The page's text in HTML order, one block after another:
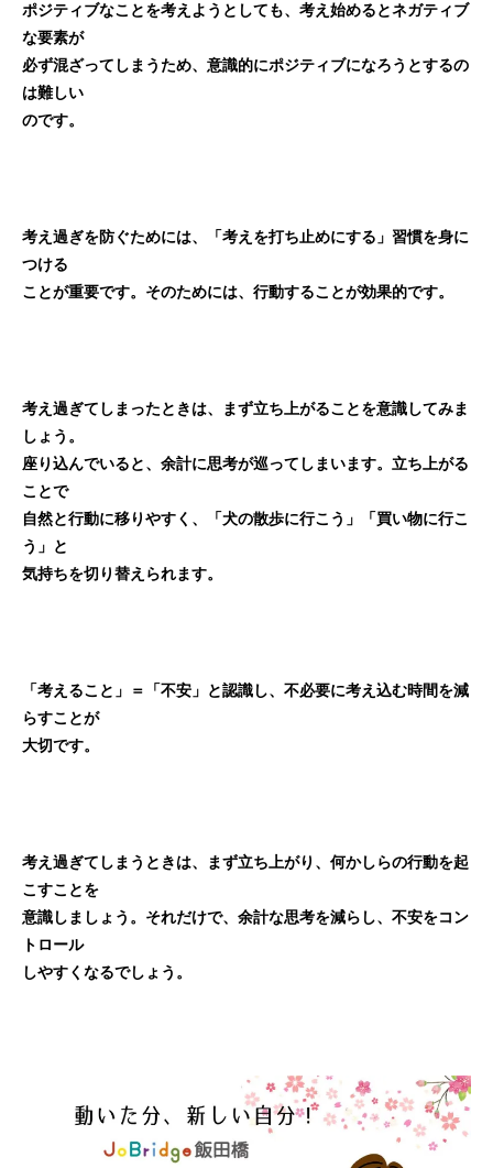
ポジティブなことを考えようとしても、考え始めるとネガティブ
な要素が
必ず混ざってしまうため、意識的にポジティブになろうとするの
は難しい
のです。
考え過ぎを防ぐためには、「考えを打ち止めにする」習慣を身に
つける
ことが重要です。そのためには、行動することが効果的です。
考え過ぎてしまったときは、まず立ち上がることを意識してみま
しょう。
座り込んでいると、余計に思考が巡ってしまいます。立ち上がる
ことで
自然と行動に移りやすく、「犬の散歩に行こう」「買い物に行こ
う」と
気持ちを切り替えられます。
「考えること」＝「不安」と認識し、不必要に考え込む時間を減
らすことが
大切です。
考え過ぎてしまうときは、まず立ち上がり、何かしらの行動を起
こすことを
意識しましょう。それだけで、余計な思考を減らし、不安をコン
トロール
しやすくなるでしょう。